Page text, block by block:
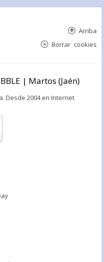
Arriba
Borrar cookies
| Martos (Jaén)
Desde 2004 en Internet